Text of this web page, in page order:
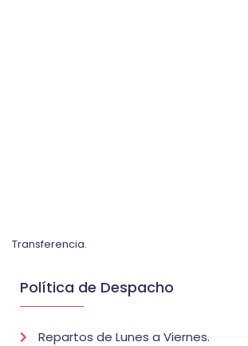
Transferencia.
Política de Despacho
Repartos de Lunes a Viernes.